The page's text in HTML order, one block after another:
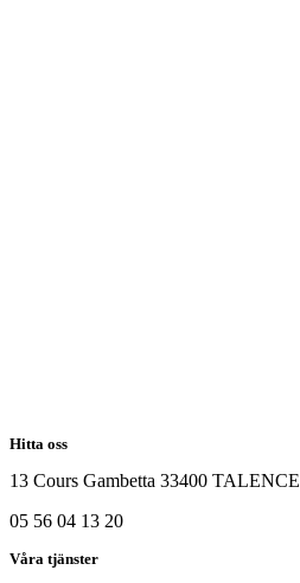
Hitta oss
13 Cours Gambetta 33400 TALENCE
05 56 04 13 20
Våra tjänster